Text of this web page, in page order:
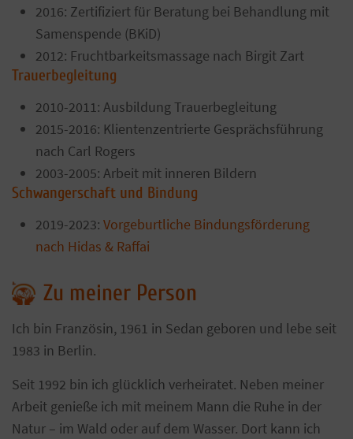
2016: Zertifiziert für Beratung bei Behandlung mit
Samenspende (BKiD)
2012: Fruchtbarkeitsmassage nach Birgit Zart
Trauerbegleitung
2010-2011: Ausbildung Trauerbegleitung
2015-2016: Klientenzentrierte Gesprächsführung
nach Carl Rogers
2003-2005: Arbeit mit inneren Bildern
Schwangerschaft und Bindung
2019-2023: Vorgeburtliche Bindungsförderung
nach Hidas & Raffai
Zu meiner Person
Ich bin Französin, 1961 in Sedan geboren und lebe seit
1983 in Berlin.
Seit 1992 bin ich glücklich verheiratet. Neben meiner
Arbeit genieße ich mit meinem Mann die Ruhe in der
Natur – im Wald oder auf dem Wasser. Dort kann ich